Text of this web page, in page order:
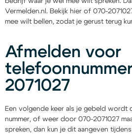
Vermelden.nl. Bekijk hier of 070-
mee wilt bellen, zodat je gerust terug
Afmelden voor
2071027
Een volgende keer als je gebeld wordt
nummer, of weer door 070-2071027
spreken, dan kun je dit aangeven